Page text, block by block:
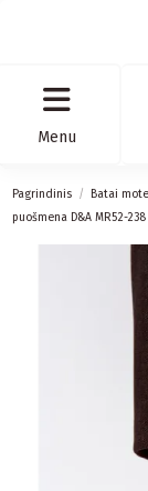
Menu
Pagrindinis Batai
puošmena D&A MR52-